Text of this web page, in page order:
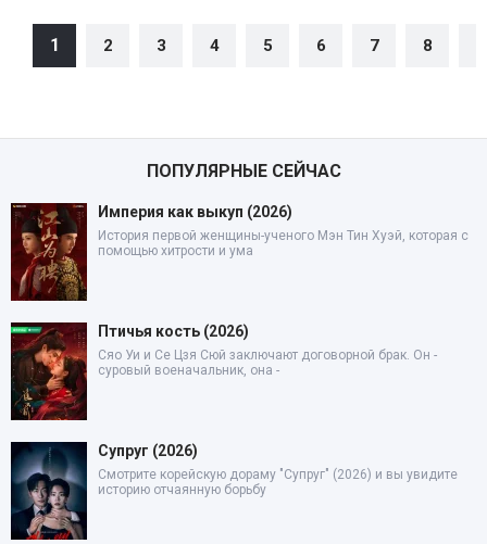
1 2 3 4 5 6 7 8
ПОПУЛЯРНЫЕ СЕЙЧАС
Империя как выкуп (2026)
История первой женщины-ученого Мэн Тин Хуэй, которая с
помощью хитрости и ума
Птичья кость (2026)
Сяо Уи и Се Цзя Сюй заключают договорной брак. Он -
суровый военачальник, она -
Супруг (2026)
Смотрите корейскую дораму "Супруг" (2026) и вы увидите
историю отчаянную борьбу